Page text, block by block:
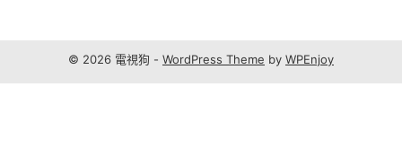
© 2026 電視狗 - WordPress Theme by WPEnjoy